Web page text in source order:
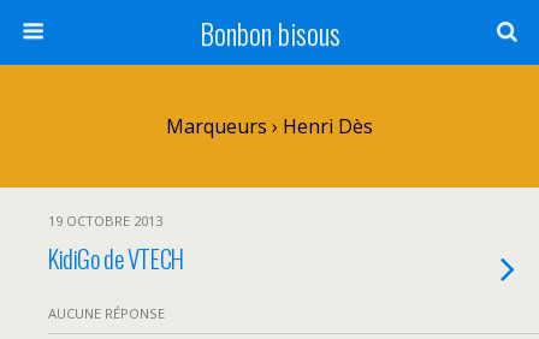
Bonbon bisous
Marqueurs › Henri Dès
19 OCTOBRE 2013
KidiGo de VTECH
AUCUNE RÉPONSE